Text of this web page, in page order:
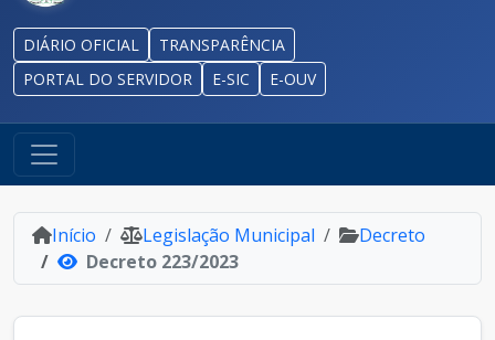
DIÁRIO OFICIAL
TRANSPARÊNCIA
PORTAL DO SERVIDOR
E-SIC E-OUV
Início Legislação Municipal
Decreto
Decreto 223/2023